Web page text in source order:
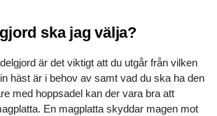
ska jag välja?
är det viktigt att du utgår från vilken
häst är i behov av samt vad du ska ha den
med hoppsadel kan der vara bra att
. En magplatta skyddar magen mot